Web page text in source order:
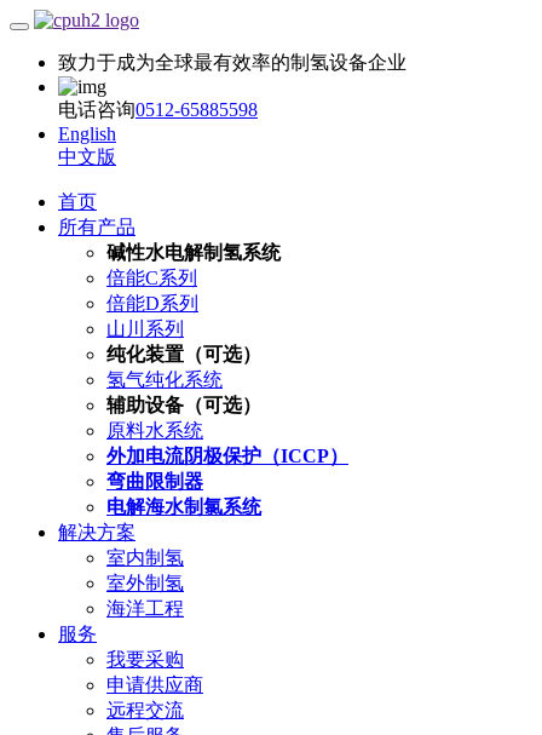
致力于成为全球最有效率的制氢设备企业
电话咨询0512-65885598
English
中文版
首页
所有产品
碱性水电解制氢系统
倍能C系列
倍能D系列
山川系列
纯化装置（可选）
氢气纯化系统
辅助设备（可选）
原料水系统
外加电流阴极保护（ICCP）
弯曲限制器
电解海水制氯系统
解决方案
室内制氢
室外制氢
海洋工程
服务
我要采购
申请供应商
远程交流